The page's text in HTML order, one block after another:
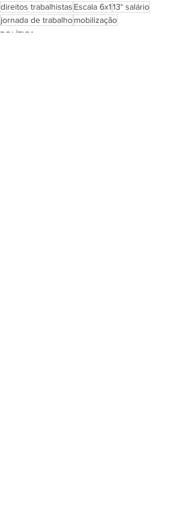
direitos trabalhistas Escala 6x113° salário
jornada de trabalhomobilização
POLÍTICA